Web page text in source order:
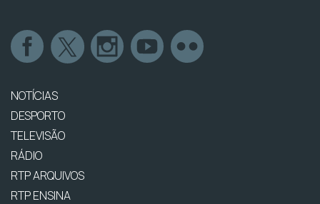
NOTÍCIAS
DESPORTO
TELEVISÃO
RÁDIO
RTP ARQUIVOS
RTP ENSINA